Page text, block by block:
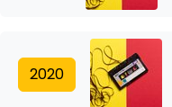
2020